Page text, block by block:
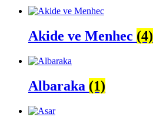
Akide ve Menhec (4)
Albaraka (1)